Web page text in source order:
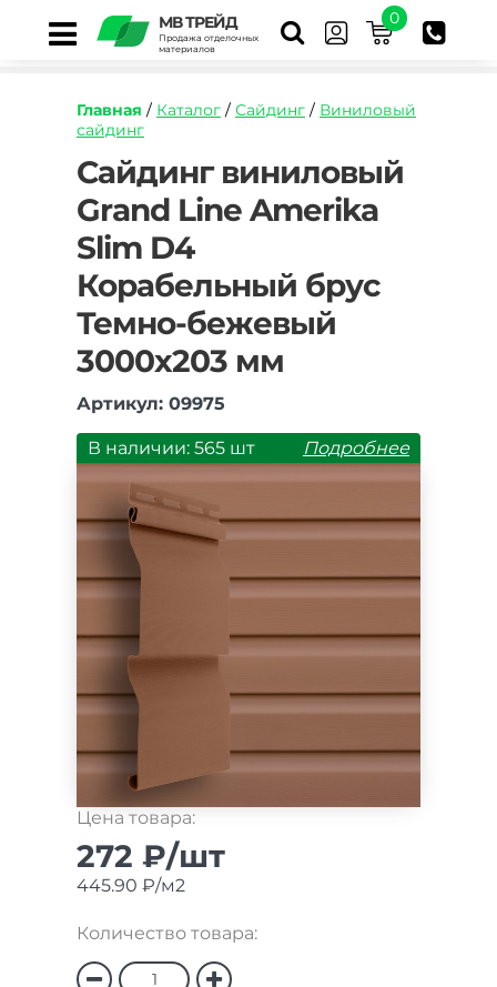
МВ ТРЕЙД
Продажа отделочных
материалов
0
Главная / Каталог / Сайдинг / Виниловый
сайдинг
https://mvtrade.ru/images/id/normal/sayding-
vinilovyy-
grand-
line-
amerika-
slim-
d4-
korabelnyy-
brus-
temno-
bezhevyy.jpg
Сайдинг виниловый
Grand Line Amerika
Slim D4
Корабельный брус
Темно-бежевый
3000х203 мм
Артикул: 09975
В наличии: 565 шт Подробнее
Цена товара:
272 ₽/шт
445.90 ₽/м2
Количество товара: